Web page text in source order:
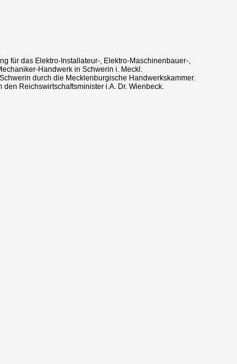
für das Elektro-Installateur-, Elektro-Maschinenbauer-,
Handwerk in Schwerin i. Meckl.
durch die Mecklenburgische Handwerkskammer.
Reichswirtschaftsminister i.A. Dr. Wienbeck.